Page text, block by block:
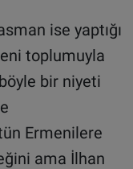
ise yaptığı
toplumuyla
bir niyeti
Ermenilere
ama İlhan